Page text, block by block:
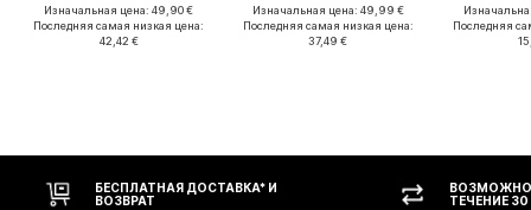
Изначальная цена: 49,90 €
Последняя самая низкая цена:
42,42 €
Изначальная цена: 49,99 €
Последняя самая низкая цена:
37,49 €
Последняя
БЕСПЛАТНАЯ ДОСТАВКА* И
ВОЗВРАТ
ВОЗМОЖНОСТЬ
ТЕЧЕНИЕ 30 ДНЕЙ